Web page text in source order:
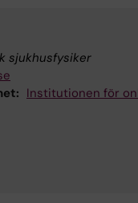
sjukhusfysiker
Institutionen för